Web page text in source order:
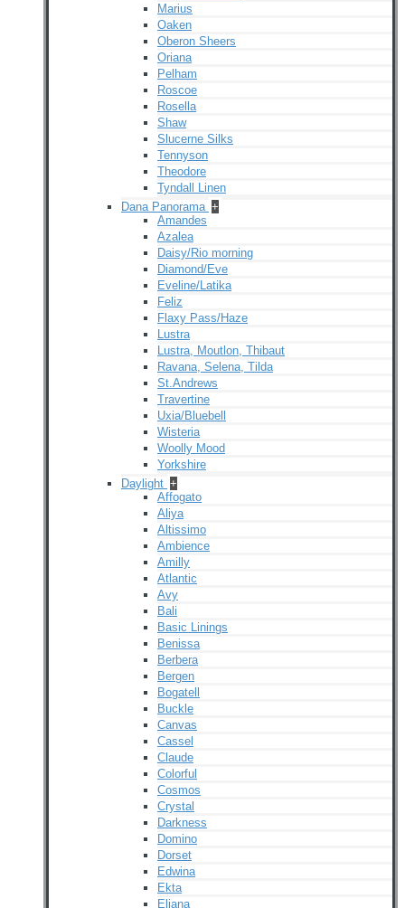
Marius
Oaken
Oberon Sheers
Oriana
Pelham
Roscoe
Rosella
Shaw
Slucerne Silks
Tennyson
Theodore
Tyndall Linen
Dana Panorama +
Amandes
Azalea
Daisy/Rio morning
Diamond/Eve
Eveline/Latika
Feliz
Flaxy Pass/Haze
Lustra
Lustra, Moutlon, Thibaut
Ravana, Selena, Tilda
St.Andrews
Travertine
Uxia/Bluebell
Wisteria
Woolly Mood
Yorkshire
Daylight +
Affogato
Aliya
Altissimo
Ambience
Amilly
Atlantic
Avy
Bali
Basic Linings
Benissa
Berbera
Bergen
Bogatell
Buckle
Canvas
Cassel
Claude
Colorful
Cosmos
Crystal
Darkness
Domino
Dorset
Edwina
Ekta
Eliana